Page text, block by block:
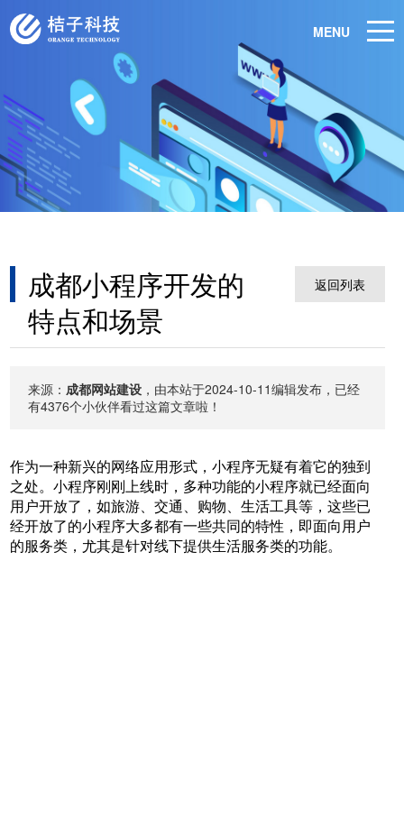
MENU
成都小程序开发的
特点和场景
返回列表
来源：成都网站建设 ，由本站于2024-10-11编辑发布，已经
有4376个小伙伴看过这篇文章啦！
作为一种新兴的网络应用形式，小程序无疑有着它的独到
之处。小程序刚刚上线时，多种功能的小程序就已经面向
用户开放了，如旅游、交通、购物、生活工具等，这些已
经开放了的小程序大多都有一些共同的特性，即面向用户
的服务类，尤其是针对线下提供生活服务类的功能。